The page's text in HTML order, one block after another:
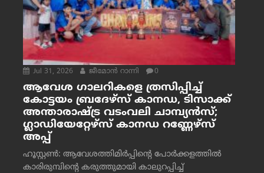
Jul 31, 2026 ജീമോന്‍ റാന്നി 0
ആവേശ ഗാലറികളെ ത്രസിപ്പിച്ച്
കോട്ടയം ബ്രദേഴ്‌സ് കാനഡ, ടിസാക്ക്
അന്താരാഷ്ട്ര വടംവലി ചാമ്പ്യന്‍സ്;
ഗ്ലാഡിയേറ്റേഴ്‌സ് കാനഡ റണ്ണേഴ്‌സ്
അപ്പ്
ഹൂസ്റ്റണ്‍: ആവേശത്തിമിര്‍പ്പിന്റെ പോര്‍ക്കളത്തില്‍
കാരിരുമ്പിന്റെ കരുത്തുമായി കാലുറപ്പിച്ച്